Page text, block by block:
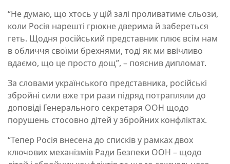
“Не думаю, що хтось у цій залі проливатиме сльози,
коли Росія нарешті грюкне дверима й забереться
геть. Щодня російський представник плює всім нам
в обличчя своїми брехнями, тоді як ми ввічливо
вдаємо, що це просто дощ”, – пояснив дипломат.
За словами українського представника, російські
збройні сили вже три рази підряд потрапляли до
доповіді Генерального секретаря ООН щодо
порушень стосовно дітей у збройних конфліктах.
“Тепер Росія внесена до списків у рамках двох
ключових механізмів Ради Безпеки ООН – щодо